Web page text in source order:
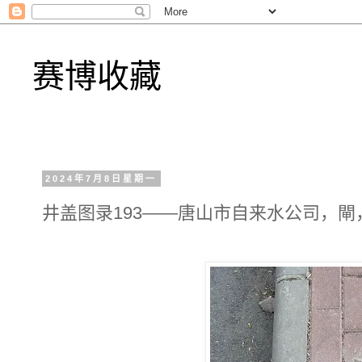
赛博收藏
2024年7月8日星期一
井盖图录193——唐山市自来水公司，閘